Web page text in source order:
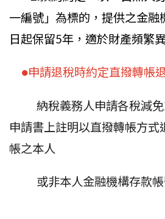
一編號」為標的，提供之金融
日起保留5年，適於財產頻繁
●申請退稅時約定直撥轉帳退
納稅義務人申請各稅減免
申請書上註明以直撥轉帳方式
帳之本人
或非本人金融機構存款帳